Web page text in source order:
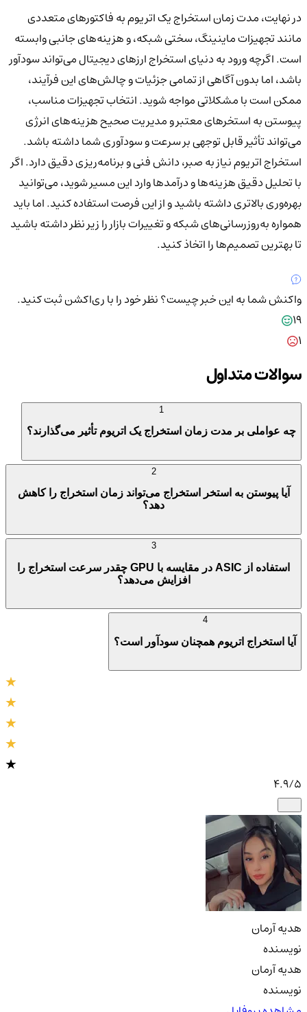
در نهایت، مدت زمان استخراج یک اتریوم به فاکتورهای متعددی
مانند تجهیزات ماینینگ، سختی شبکه، و هزینه‌های جانبی وابسته
است. اگرچه ورود به دنیای استخراج ارزهای دیجیتال می‌تواند سودآور
باشد، اما بدون آگاهی از تمامی جزئیات و چالش‌های این فرآیند،
ممکن است با مشکلاتی مواجه شوید. انتخاب تجهیزات مناسب،
پیوستن به استخرهای معتبر و مدیریت صحیح هزینه‌های انرژی
می‌تواند تأثیر قابل توجهی بر سرعت و سودآوری شما داشته باشد.
استخراج اتریوم نیاز به صبر، دانش فنی و برنامه‌ریزی دقیق دارد. اگر
با تحلیل دقیق هزینه‌ها و درآمدها وارد این مسیر شوید، می‌توانید
بهره‌وری بالاتری داشته باشید و از این فرصت استفاده کنید. اما باید
همواره به‌روزرسانی‌های شبکه و تغییرات بازار را زیر نظر داشته باشید
تا بهترین تصمیم‌ها را اتخاذ کنید.
واکنش شما به این خبر چیست؟نظر خود را با ری‌اکشن ثبت کنید.
19
سوالات متداول
چه عواملی بر مدت زمان استخراج یک اتریوم تأثیر می‌گذارند؟
آیا پیوستن به استخر استخراج می‌تواند زمان استخراج را کاهش
دهد؟
استفاده از ASIC در مقایسه با GPU چقدر سرعت استخراج را
افزایش می‌دهد؟
آیا استخراج اتریوم همچنان سودآور است؟
4.9/5
هدیه آرمان
نویسنده
هدیه آرمان
نویسنده